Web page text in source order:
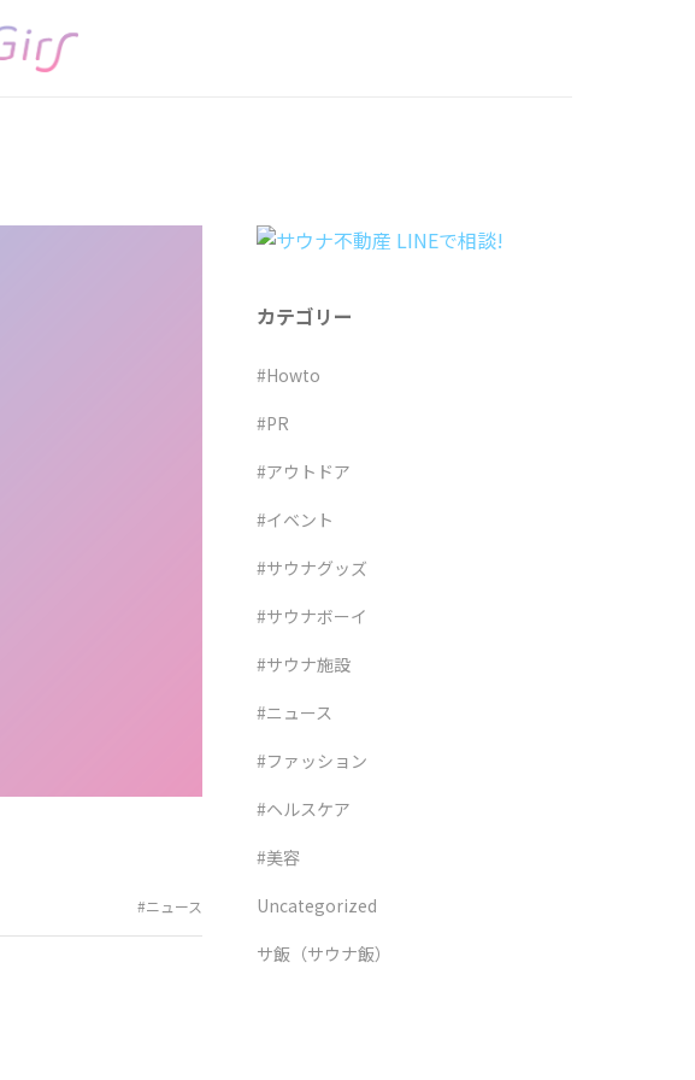
#ニュース
カテゴリー
#Howto
#PR
#アウトドア
#イベント
#サウナグッズ
#サウナボーイ
#サウナ施設
#ニュース
#ファッション
#ヘルスケア
#美容
Uncategorized
サ飯（サウナ飯）